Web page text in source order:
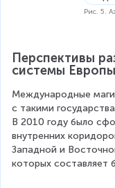
Рис. 5.
Перспективы
системы Европы
Международные
с такими
В 2010 году было
внутренних
Западной и
которых составляет